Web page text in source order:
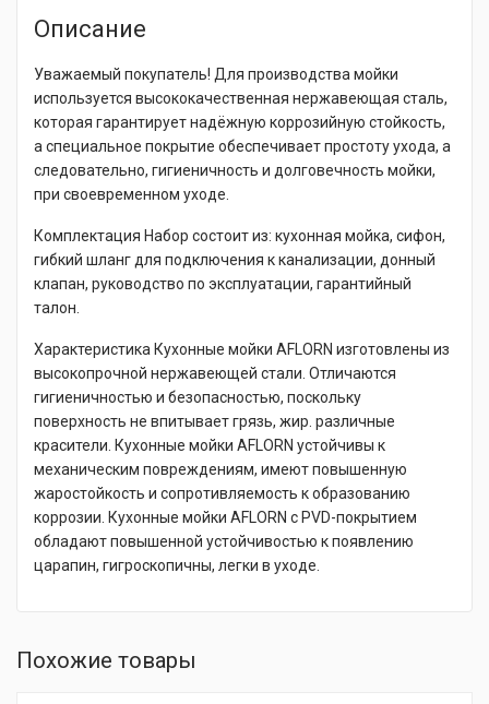
Описание
Уважаемый покупатель! Для производства мойки
используется высококачественная нержавеющая сталь,
которая гарантирует надёжную коррозийную стойкость,
а специальное покрытие обеспечивает простоту ухода, а
следовательно, гигиеничность и долговечность мойки,
при своевременном уходе.
Комплектация Набор состоит из: кухонная мойка, сифон,
гибкий шланг для подключения к канализации, донный
клапан, руководство по эксплуатации, гарантийный
талон.
Характеристика Кухонные мойки AFLORN изготовлены из
высокопрочной нержавеющей стали. Отличаются
гигиеничностью и безопасностью, поскольку
поверхность не впитывает грязь, жир. различные
красители. Кухонные мойки AFLORN устойчивы к
механическим повреждениям, имеют повышенную
жаростойкость и сопротивляемость к образованию
коррозии. Кухонные мойки AFLORN с PVD-покрытием
обладают повышенной устойчивостью к появлению
царапин, гигроскопичны, легки в уходе.
Похожие товары